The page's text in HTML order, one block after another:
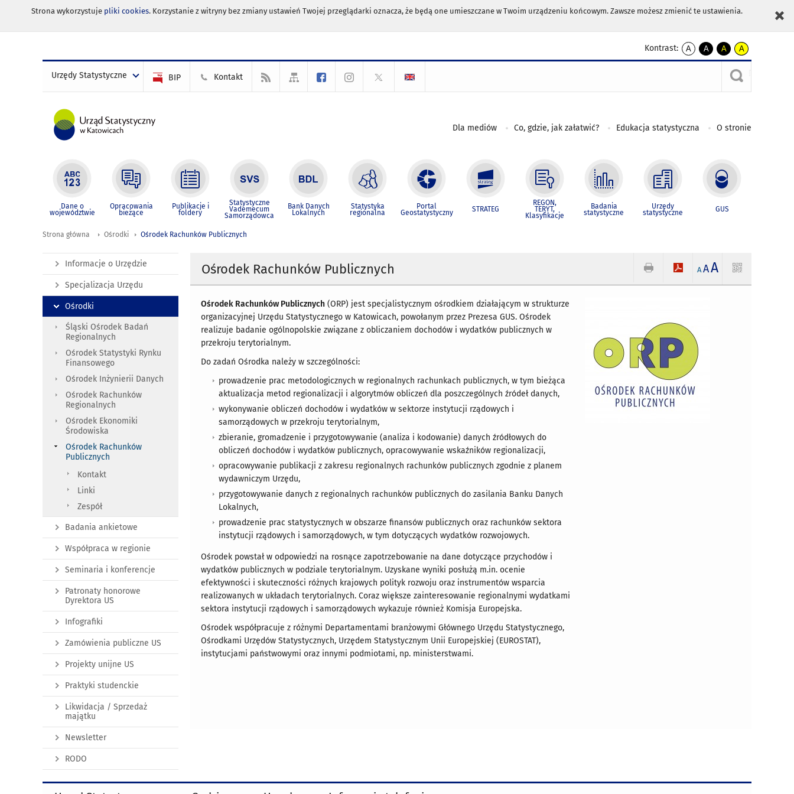
Strona wykorzystuje pliki cookies. Korzystanie z witryny bez zmiany ustawień Twojej przeglądarki oznacza, że będą one umieszczane w Twoim urządzeniu końcowym. Zawsze możesz zmienić te ustawienia.
Kontrast:
A
kontrast
A
kontrast
czarnym
A
kontrast
żółty
tekst
czarnym
A
kontrast
czarny
tekst
żółtym
Urzędy Statystyczne BIP Kontakt
Dla mediów Co, gdzie, jak załatwić? Edukacja statystyczna O stronie
Dane o
województwie
Opracowania
bieżące
Publikacje i
foldery
Statystyczne
Vademecum
Samorządowca
Bank Danych
Lokalnych
Statystyka
regionalna
Portal
Geostatystyczny STRATEG
REGON,
TERYT,
Klasyfikacje
Badania
statystyczne
Urzędy
statystyczne GUS
Strona główna Ośrodki Ośrodek Rachunków Publicznych
Ośrodek Rachunków Publicznych A AA
Ośrodek Rachunków Publicznych (ORP) jest specjalistycznym ośrodkiem działającym w strukturze
organizacyjnej Urzędu Statystycznego w Katowicach, powołanym przez Prezesa GUS. Ośrodek
realizuje badanie ogólnopolskie związane z obliczaniem dochodów i wydatków publicznych w
przekroju terytorialnym.
Do zadań Ośrodka należy w szczególności:
prowadzenie prac metodologicznych w regionalnych rachunkach publicznych, w tym bieżąca
aktualizacja metod regionalizacji i algorytmów obliczeń dla poszczególnych źródeł danych,
wykonywanie obliczeń dochodów i wydatków w sektorze instytucji rządowych i
samorządowych w przekroju terytorialnym,
zbieranie, gromadzenie i przygotowywanie (analiza i kodowanie) danych źródłowych do
obliczeń dochodów i wydatków publicznych, opracowywanie wskaźników regionalizacji,
opracowywanie publikacji z zakresu regionalnych rachunków publicznych zgodnie z planem
wydawniczym Urzędu,
przygotowywanie danych z regionalnych rachunków publicznych do zasilania Banku Danych
Lokalnych,
prowadzenie prac statystycznych w obszarze finansów publicznych oraz rachunków sektora
instytucji rządowych i samorządowych, w tym dotyczących wydatków rozwojowych.
Ośrodek powstał w odpowiedzi na rosnące zapotrzebowanie na dane dotyczące przychodów i
wydatków publicznych w podziale terytorialnym. Uzyskane wyniki posłużą m.in. ocenie
efektywności i skuteczności różnych krajowych polityk rozwoju oraz instrumentów wsparcia
realizowanych w układach terytorialnych. Coraz większe zainteresowanie regionalnymi wydatkami
sektora instytucji rządowych i samorządowych wykazuje również Komisja Europejska.
Ośrodek współpracuje z różnymi Departamentami branżowymi Głównego Urzędu Statystycznego,
Ośrodkami Urzędów Statystycznych, Urzędem Statystycznym Unii Europejskiej (EUROSTAT),
instytucjami państwowymi oraz innymi podmiotami, np. ministerstwami.
Informacje o Urzędzie
Specjalizacja Urzędu
Ośrodki
Śląski Ośrodek Badań
Regionalnych
Ośrodek Statystyki Rynku
Finansowego
Ośrodek Inżynierii Danych
Ośrodek Rachunków
Regionalnych
Ośrodek Ekonomiki
Środowiska
Ośrodek Rachunków
Publicznych
Kontakt
Linki
Zespół
Badania ankietowe
Współpraca w regionie
Seminaria i konferencje
Patronaty honorowe
Dyrektora US
Infografiki
Zamówienia publiczne US
Projekty unijne US
Praktyki studenckie
Likwidacja / Sprzedaż
majątku
Newsletter
RODO